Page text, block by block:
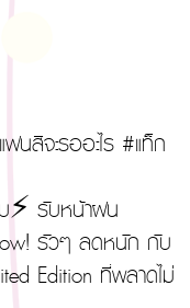
นสิจะรออะไร #แท็ก
⚡ รับหน้าฝน
รัวๆ ลดหนัก กับ
Edition ที่พลาดไม่